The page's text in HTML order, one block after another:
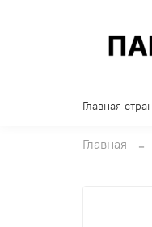
Главная
Главная